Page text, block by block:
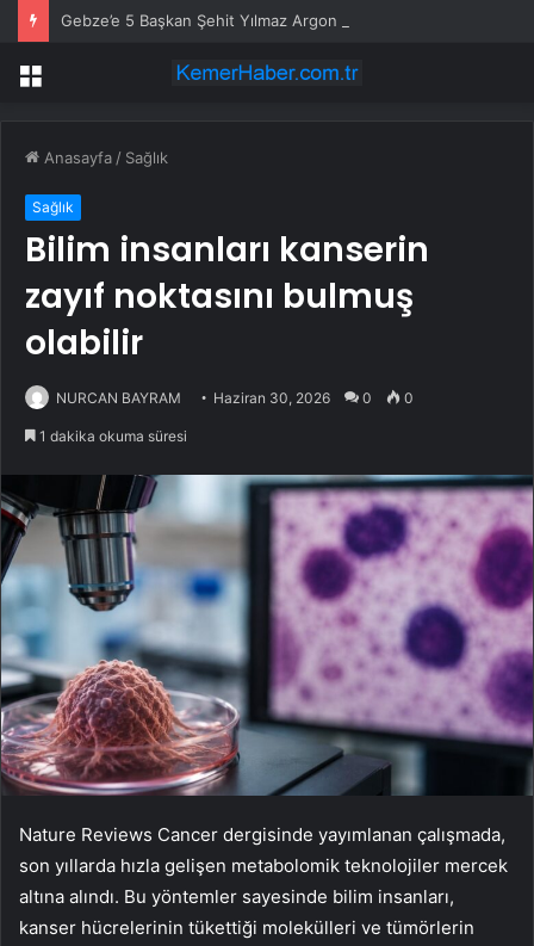
Gebze’e 5 Başkan Şehit Yılmaz Argon Caddesi’nde
Menü
Anasayfa / Sağlık
Sağlık
Bilim insanları kanserin
zayıf noktasını bulmuş
olabilir
NURCAN BAYRAM Haziran 30, 2026 0 0
1 dakika okuma süresi
Nature Reviews Cancer dergisinde yayımlanan çalışmada,
son yıllarda hızla gelişen metabolomik teknolojiler mercek
altına alındı. Bu yöntemler sayesinde bilim insanları,
kanser hücrelerinin tükettiği molekülleri ve tümörlerin